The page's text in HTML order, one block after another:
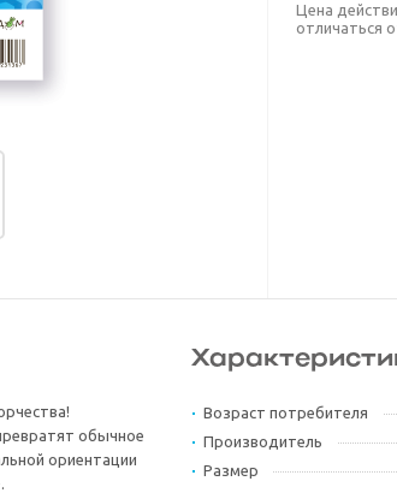
Цена
отличаться
обычное
ориентации
Возраст потребителя
Производитель
Размер